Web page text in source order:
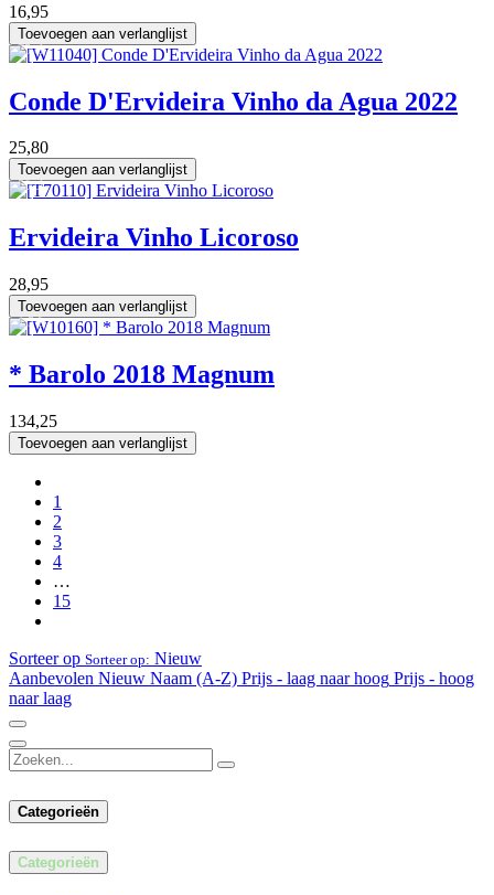
16,95
Toevoegen aan verlanglijst
75 cl
Conde D'Ervideira Vinho da Agua 2022
25,80
Toevoegen aan verlanglijst
50 cl
Ervideira Vinho Licoroso
28,95
Toevoegen aan verlanglijst
1.5 L
* Barolo 2018 Magnum
134,25
Toevoegen aan verlanglijst
1
2
3
4
…
15
Sorteer op Sorteer op: Nieuw
Aanbevolen Nieuw Naam (A-Z) Prijs - laag naar hoog Prijs - hoog
naar laag
Categorieën
Ca​tegorieën